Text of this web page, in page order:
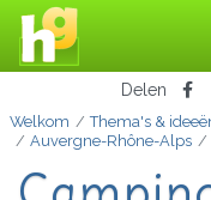
Delen
Welkom Thema's &
Auvergne-Rhône-Alps